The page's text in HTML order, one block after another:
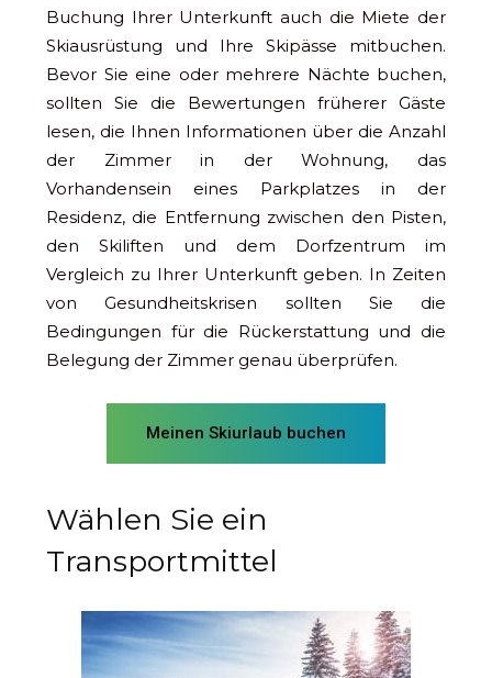
Buchung Ihrer Unterkunft auch die Miete der
Skiausrüstung und Ihre Skipässe mitbuchen.
Bevor Sie eine oder mehrere Nächte buchen,
sollten Sie die Bewertungen früherer Gäste
lesen, die Ihnen Informationen über die Anzahl
der Zimmer in der Wohnung, das
Vorhandensein eines Parkplatzes in der
Residenz, die Entfernung zwischen den Pisten,
den Skiliften und dem Dorfzentrum im
Vergleich zu Ihrer Unterkunft geben. In Zeiten
von Gesundheitskrisen sollten Sie die
Bedingungen für die Rückerstattung und die
Belegung der Zimmer genau überprüfen.
Meinen Skiurlaub buchen
Wählen Sie ein
Transportmittel